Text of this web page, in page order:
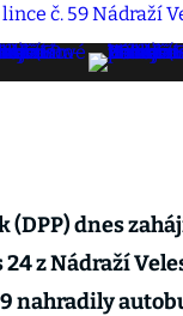
(DPP) dnes
z Nádraží
nahradily